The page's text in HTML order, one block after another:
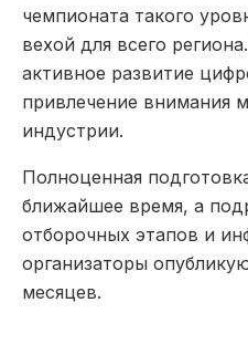
чемпионата такого
вехой для всего
активное развитие
привлечение внимания
индустрии.
Полноценная
ближайшее время, а
отборочных этапов и
организаторы
месяцев.